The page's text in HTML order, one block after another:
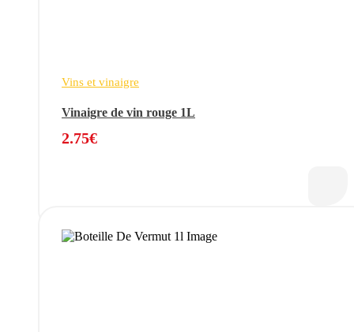
Vins et vinaigre
Vinaigre de vin rouge 1L
2.75€